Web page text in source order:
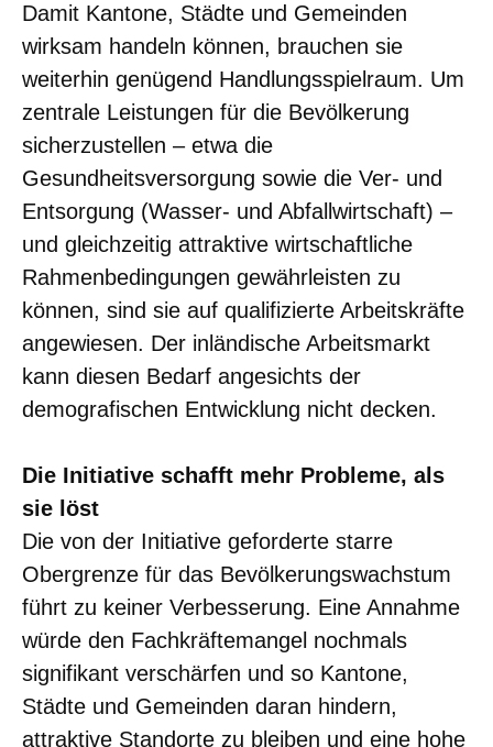
Damit Kantone, Städte und Gemeinden
wirksam handeln können, brauchen sie
weiterhin genügend Handlungsspielraum. Um
zentrale Leistungen für die Bevölkerung
sicherzustellen – etwa die
Gesundheitsversorgung sowie die Ver- und
Entsorgung (Wasser- und Abfallwirtschaft) –
und gleichzeitig attraktive wirtschaftliche
Rahmenbedingungen gewährleisten zu
können, sind sie auf qualifizierte Arbeitskräfte
angewiesen. Der inländische Arbeitsmarkt
kann diesen Bedarf angesichts der
demografischen Entwicklung nicht decken.
Die Initiative schafft mehr Probleme, als
sie löst
Die von der Initiative geforderte starre
Obergrenze für das Bevölkerungswachstum
führt zu keiner Verbesserung. Eine Annahme
würde den Fachkräftemangel nochmals
signifikant verschärfen und so Kantone,
Städte und Gemeinden daran hindern,
attraktive Standorte zu bleiben und eine hohe